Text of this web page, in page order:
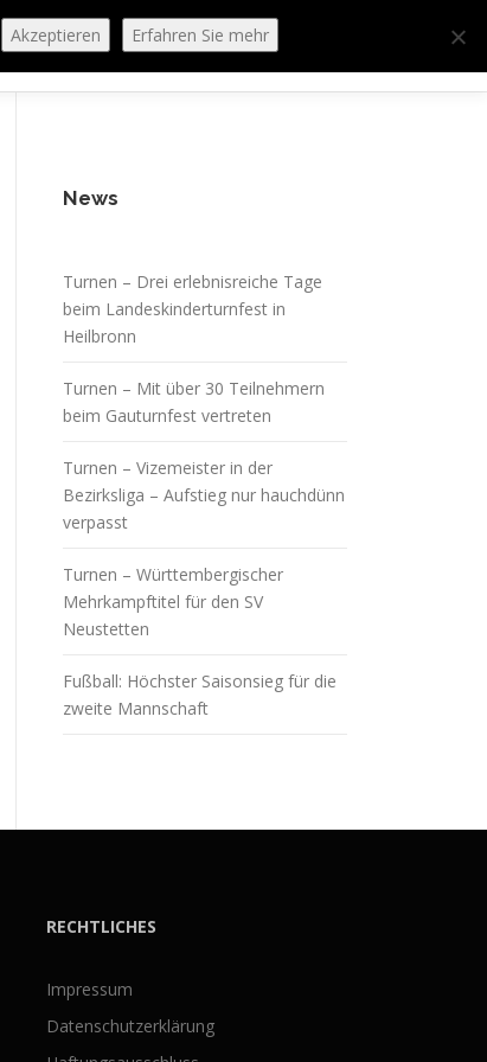
SPORTHEIM „LA CASA“
News
Turnen – Drei erlebnisreiche Tage
beim Landeskinderturnfest in
Heilbronn
Turnen – Mit über 30 Teilnehmern
beim Gauturnfest vertreten
Turnen – Vizemeister in der
Bezirksliga – Aufstieg nur hauchdünn
verpasst
Turnen – Württembergischer
Mehrkampftitel für den SV
Neustetten
Fußball: Höchster Saisonsieg für die
zweite Mannschaft
RECHTLICHES
Impressum
Datenschutzerklärung
Akzeptieren Erfahren Sie mehr